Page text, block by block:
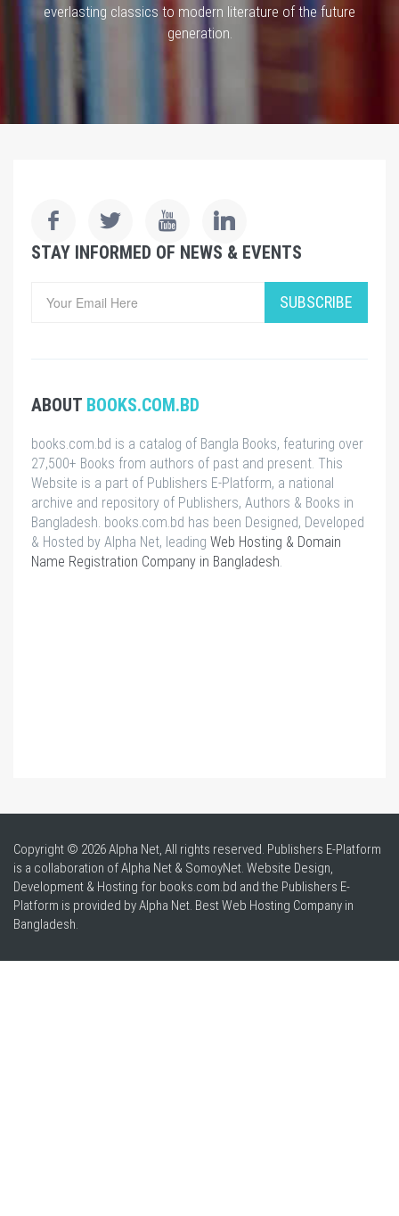
everlasting classics to modern literature of the future
generation.
STAY INFORMED OF NEWS & EVENTS
SUBSCRIBE
ABOUT BOOKS.COM.BD
books.com.bd is a catalog of Bangla Books, featuring over
27,500+ Books from authors of past and present. This
Website is a part of Publishers E-Platform, a national
archive and repository of Publishers, Authors & Books in
Bangladesh. books.com.bd has been Designed, Developed
& Hosted by Alpha Net, leading Web Hosting & Domain
Name Registration Company in Bangladesh
Copyright © 2026 Alpha Net, All rights reserved. Publishers E-Platform
is a collaboration of Alpha Net & SomoyNet. Website Design,
Development & Hosting for books.com.bd and the Publishers E-
Platform is provided by Alpha Net. BestWeb Hosting Company in
Bangladesh.